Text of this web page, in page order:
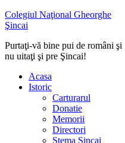
Colegiul Naţional Gheorghe
Şincai
Purtaţi-vă bine pui de români şi
nu uitaţi şi pre Şincai!
Acasa
Istoric
Carturarul
Donatie
Memorii
Directori
Stema Șincai